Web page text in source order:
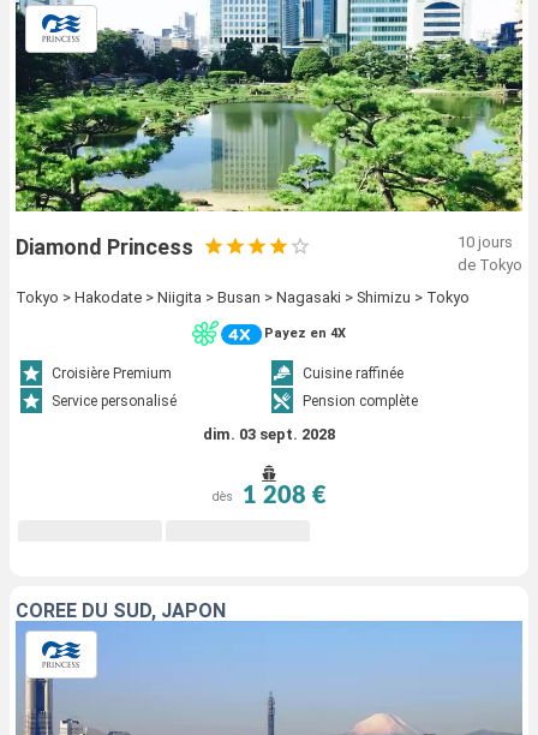
Diamond Princess
10 jours
de Tokyo
Tokyo > Hakodate > Niigita > Busan > Nagasaki > Shimizu > Tokyo
Payez en 4X
Croisière Premium
Cuisine raffinée
Service personalisé
Pension complète
dim. 03 sept. 2028
dès 1 208 €
CORÉE DU SUD, JAPON